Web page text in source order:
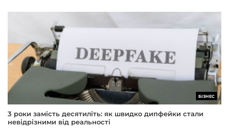
БІЗНЕС
3 роки замість десятиліть: як швидко дипфейки стали
невідрізними від реальності